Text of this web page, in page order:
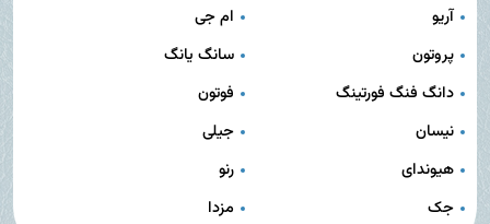
آریو
ام جی
پروتون
سانگ یانگ
دانگ فنگ فورتینگ
فوتون
نیسان
جیلی
هیوندای
رنو
جک
مزدا